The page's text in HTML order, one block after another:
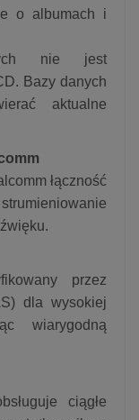
o albumach i
nie jest
Bazy danych
aktualne
łączność
przez
dla wysokiej
wiarygodną
ciągłe